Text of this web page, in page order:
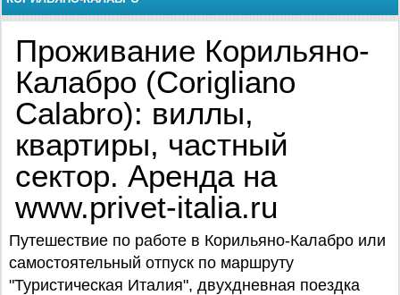
Проживание Корильяно-
Калабро (Corigliano
Calabro): виллы,
квартиры, частный
сектор. Аренда на
www.privet-italia.ru
Путешествие по работе в Корильяно-Калабро или
самостоятельный отпуск по маршруту
"Туристическая Италия", двухдневная поездка